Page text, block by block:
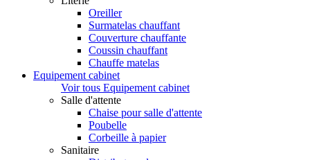
Oreiller
Surmatelas chauffant
Couverture chauffante
Coussin chauffant
Chauffe matelas
Equipement cabinet
Voir tous Equipement cabinet
Salle d'attente
Chaise pour salle d'attente
Poubelle
Corbeille à papier
Sanitaire